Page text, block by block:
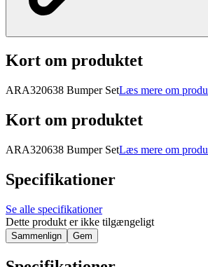
Kort om produktet
ARA320638 Bumper SetLæs mere om
Kort om produktet
ARA320638 Bumper SetLæs mere om
Specifikationer
Se alle specifikationer
Dette produkt er ikke tilgængeligt
Sammenlign Gem